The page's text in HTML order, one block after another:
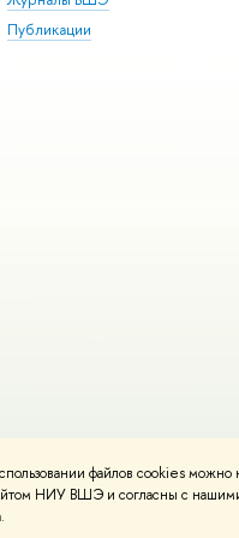
файлов cookies можно
НИУ ВШЭ и согласны с
Публикации
Карта сайта